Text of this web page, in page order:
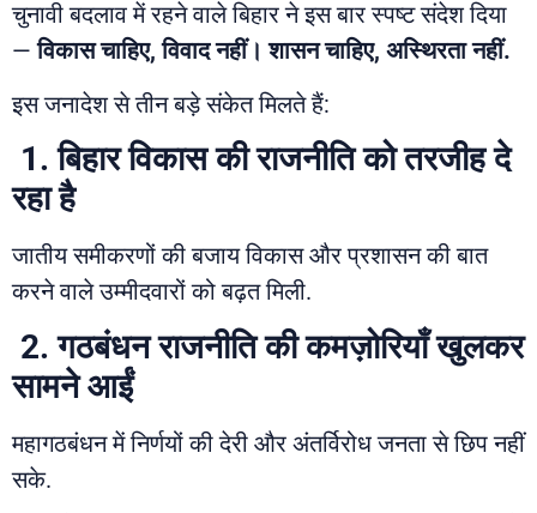
चुनावी बदलाव में रहने वाले बिहार ने इस बार स्पष्ट संदेश दिया
—विकास चाहिए, विवाद नहीं। शासन चाहिए, अस्थिरता नहीं.
इस जनादेश से तीन बड़े संकेत मिलते हैं:
1. बिहार विकास की राजनीति को तरजीह दे
रहा है
जातीय समीकरणों की बजाय विकास और प्रशासन की बात
करने वाले उम्मीदवारों को बढ़त मिली.
2. गठबंधन राजनीति की कमज़ोरियाँ खुलकर
सामने आईं
महागठबंधन में निर्णयों की देरी और अंतर्विरोध जनता से छिप नहीं
सके.